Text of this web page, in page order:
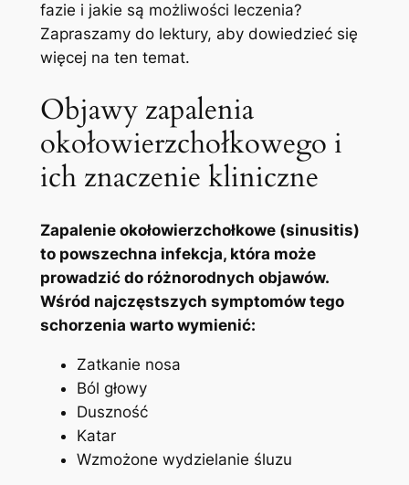
fazie i jakie są możliwości leczenia?
Zapraszamy do lektury, aby dowiedzieć się
więcej na ten temat.
Objawy zapalenia
okołowierzchołkowego i
ich znaczenie kliniczne
Zapalenie‌ okołowierzchołkowe (sinusitis) ​
to powszechna infekcja, która może
prowadzić do różnorodnych objawów.
Wśród najczęstszych symptomów tego
schorzenia warto wymienić:
Zatkanie nosa
Ból głowy
Duszność
Katar
Wzmożone wydzielanie śluzu